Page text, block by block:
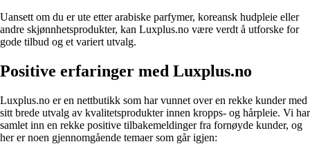
Uansett om du er ute etter arabiske parfymer, koreansk hudpleie eller
andre skjønnhetsprodukter, kan Luxplus.no være verdt å utforske for
gode tilbud og et variert utvalg.
Positive erfaringer med Luxplus.no
Luxplus.no er en nettbutikk som har vunnet over en rekke kunder med
sitt brede utvalg av kvalitetsprodukter innen kropps- og hårpleie. Vi har
samlet inn en rekke positive tilbakemeldinger fra fornøyde kunder, og
her er noen gjennomgående temaer som går igjen: